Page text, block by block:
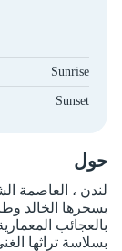
Sunrise
Sunset
حول
لندن ، العاصمة
بسحرها الخالد
بالعجائب
بسلاسة تراثها